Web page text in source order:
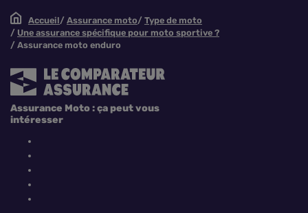
Accueil Assurance moto
Type de moto
Une assurance spécifique pour moto sportive ?
Assurance moto enduro
Assurance Moto : ça peut vous
intéresser